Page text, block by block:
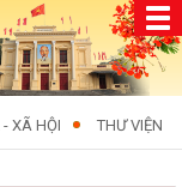
XÃ HỘI THƯ VIỆN